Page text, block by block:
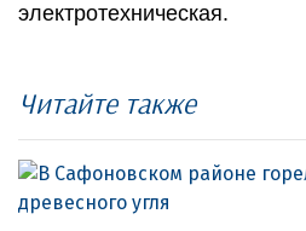
электротехническая.
Читайте также